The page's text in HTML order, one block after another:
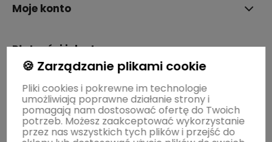
Moje konto
Płatności i dostawa
Informacje
O nas
🍪 Zarządzanie plikami cookie
Pliki cookies i pokrewne im technologie
umożliwiają poprawne działanie strony i
pomagają nam dostosować ofertę do Twoich
potrzeb. Możesz zaakceptować wykorzystanie
przez nas wszystkich tych plików i przejść do